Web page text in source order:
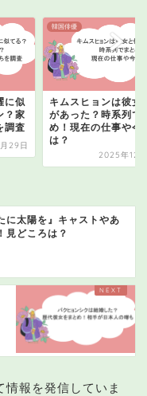
に似
？家
調査
29日
韓国俳優
キムスヒョンは彼女
があった？時系列で
め！現在の仕事や今
は？
2025年12
に太陽を』キャストやあ
見どころは？
報を発信していま